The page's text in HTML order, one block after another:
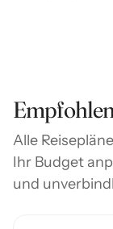
Alle
Ihr Budget
und